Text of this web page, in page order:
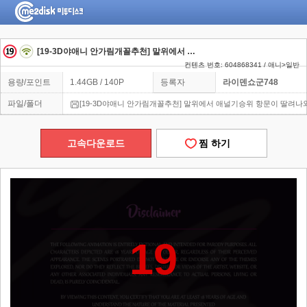
[19-3D야애니 안가림개꼴추천] 말위에서 애널기승위 항문이 딸려나와
컨텐츠 번호: 604868341 / 애니>일반
용량/포인트 1.44GB / 140P 등록자 라이덴쇼군748
파일/폴더 [19-3D야애니 안가림개꼴추천] 말위에서 애널기승위 항문이 딸려나
고속다운로드 찜 하기
19